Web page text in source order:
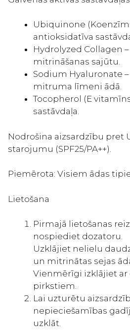
Ubiquinone
antioksidatīva
Hydrolyzed Collagen
mitrināšanas sajūtu.
Sodium Hyaluronate
mitruma līmeni ādā.
Tocopherol (E
sastāvdaļa.
Nodrošina aizsardzību pret
starojumu (SPF25/PA++).
Piemērota: Visiem ādas
Lietošana
Pirmajā lietošanas
nospiediet dozatoru.
Uzklājiet nelielu
un mitrinātas sejas
Vienmērīgi izklājiet ar
pirkstiem.
Lai uzturētu
nepieciešamības
uzklāt.